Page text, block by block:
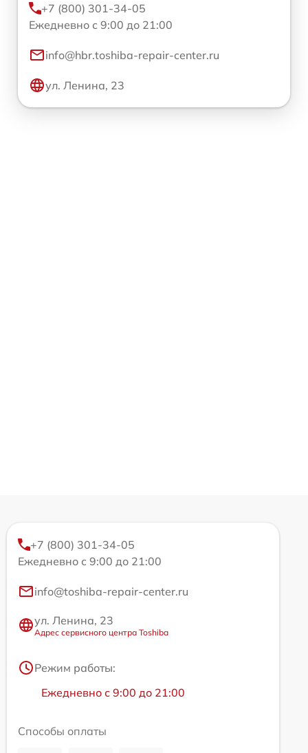
+7 (800) 301-34-05
Ежедневно с 9:00 до 21:00
info@hbr.toshiba-repair-center.ru
ул. Ленина, 23
+7 (800) 301-34-05
Ежедневно с 9:00 до 21:00
info@toshiba-repair-center.ru
ул. Ленина, 23
Адрес сервисного центра Toshiba
Режим работы:
Ежедневно с 9:00 до 21:00
Способы оплаты